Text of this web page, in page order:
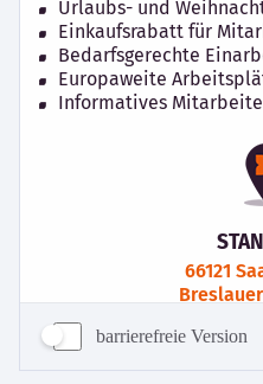
barrierefreie Version